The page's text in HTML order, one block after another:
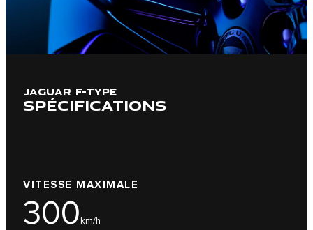
JAGUAR F-TYPE
SPÉCIFICATIONS
VITESSE MAXIMALE
300km/h